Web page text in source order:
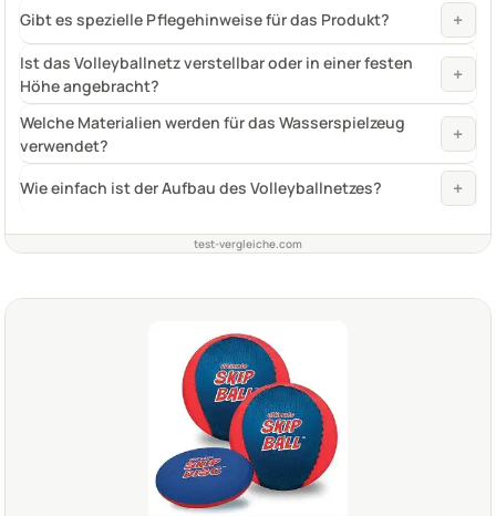
Gibt es spezielle Pflegehinweise für das Produkt? +
Ist das Volleyballnetz verstellbar oder in einer festen
Höhe angebracht?
+
Welche Materialien werden für das Wasserspielzeug
verwendet?
+
Wie einfach ist der Aufbau des Volleyballnetzes? +
test-vergleiche.com